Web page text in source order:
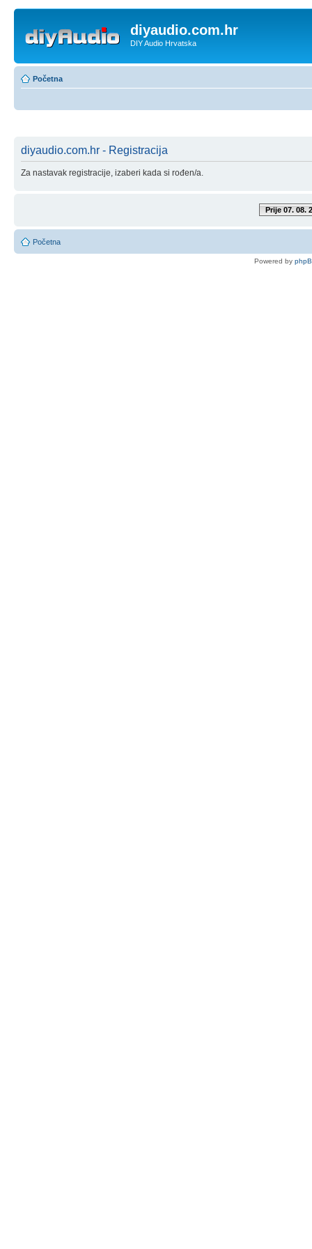
diyaudio.com.hr
DIY Audio Hrvatska
Početna
diyaudio.com.hr - Registracija
Za nastavak registracije, izaberi kada si rođen/a.
Prije 07. 08.
Početna
Powered by